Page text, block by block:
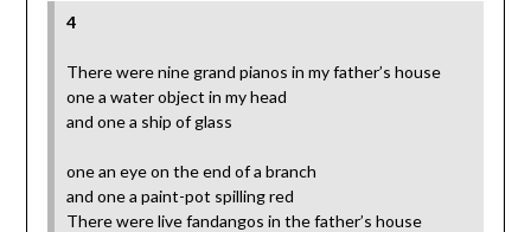
4
There were nine grand pianos in my father’s house
one a water object in my head
and one a ship of glass
one an eye on the end of a branch
and one a paint-pot spilling red
There were live fandangos in the father’s house